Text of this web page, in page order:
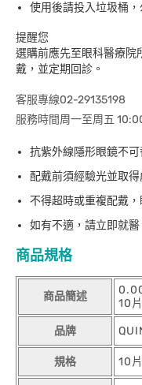
使用後請投入垃圾桶，
提醒您
選購前應先至眼科醫療院
戴，並定期回診。
客服專線02-29135198
服務時間周一至周五
抗紫外線隱形眼鏡不
配戴前須經驗光並取得
不得超時或重複配戴，
如有不適，請立即就醫
商品規格
商品簡述
10
品牌
規格 10